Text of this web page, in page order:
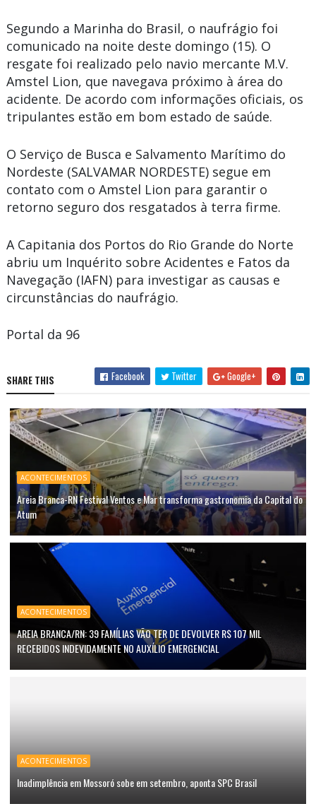
Segundo a Marinha do Brasil, o naufrágio foi
comunicado na noite deste domingo (15). O
resgate foi realizado pelo navio mercante M.V.
Amstel Lion, que navegava próximo à área do
acidente. De acordo com informações oficiais, os
tripulantes estão em bom estado de saúde.
O Serviço de Busca e Salvamento Marítimo do
Nordeste (SALVAMAR NORDESTE) segue em
contato com o Amstel Lion para garantir o
retorno seguro dos resgatados à terra firme.
A Capitania dos Portos do Rio Grande do Norte
abriu um Inquérito sobre Acidentes e Fatos da
Navegação (IAFN) para investigar as causas e
circunstâncias do naufrágio.
Portal da 96
SHARE THIS Facebook Twitter Google+
ACONTECIMENTOS
Areia Branca-RN Festival Ventos e Mar transforma gastronomia da Capital do
Atum
ACONTECIMENTOS
AREIA BRANCA/RN: 39 FAMÍLIAS VÃO TER DE DEVOLVER R$ 107 MIL
RECEBIDOS INDEVIDAMENTE NO AUXÍLIO EMERGENCIAL
ACONTECIMENTOS
Inadimplência em Mossoró sobe em setembro, aponta SPC Brasil